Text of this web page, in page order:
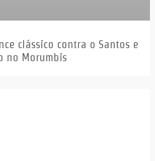
clássico contra o Santos e
no Morumbis